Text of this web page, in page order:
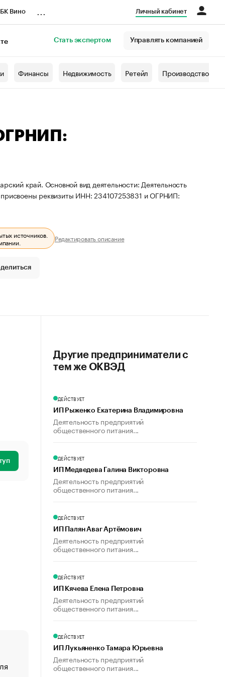
Вино Личный кабинет
Стать экспертом Управлять компанией
Финансы Недвижимость Ретейл Производство
край. Основной вид деятельности: Деятельность
реквизиты ИНН: 234107253831 и ОГРНИП:
источников.
Редактировать описание
«От спорта тело стареет иначе». Как живет глава
Другие предприниматели с
тем же ОКВЭД
ДЕЙСТВУЕТ
ИП Рыженко Екатерина Владимировна
Деятельность предприятий
общественного питания...
ДЕЙСТВУЕТ
ИП Медведева Галина Викторовна
Деятельность предприятий
общественного питания...
ДЕЙСТВУЕТ
ИП Палян Аваг Артёмович
Деятельность предприятий
общественного питания...
ДЕЙСТВУЕТ
ИП Кячева Елена Петровна
Деятельность предприятий
общественного питания...
ДЕЙСТВУЕТ
ИП Лукьяненко Тамара Юрьевна
Деятельность предприятий
общественного питания...